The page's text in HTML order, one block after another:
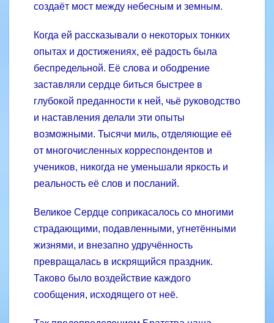
создаёт мост между небесным и земным.
Когда ей рассказывали о некоторых тонких
опытах и достижениях, её радость была
беспредельной. Её слова и ободрение
заставляли сердце биться быст­рее в
глубокой преданности к ней, чьё руководство
и наставления делали эти опыты
возможными. Тысячи миль, отделяющие её
от многочисленных корреспондентов и
учеников, никогда не уменьшали яркость и
реальность её слов и посланий.
Великое Сердце соприкасалось со многими
страдающими, подавленными, угнетёнными
жизнями, и внезапно удручённость
превращалась в искрящийся праздник.
Таково было воздействие каждого
сообщения, исходящего от неё.